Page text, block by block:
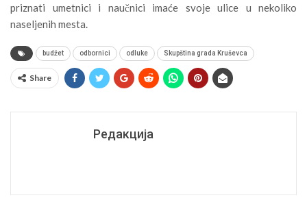
priznati umetnici i naučnici imaće svoje ulice u nekoliko
naseljenih mesta.
budžet odbornici odluke Skupština grada Kruševca
Share
Редакција